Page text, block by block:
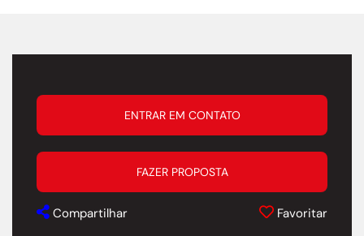
ENTRAR EM CONTATO
FAZER PROPOSTA
Compartilhar Favoritar